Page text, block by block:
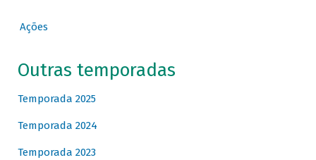
Ações
Outras temporadas
Temporada 2025
Temporada 2024
Temporada 2023